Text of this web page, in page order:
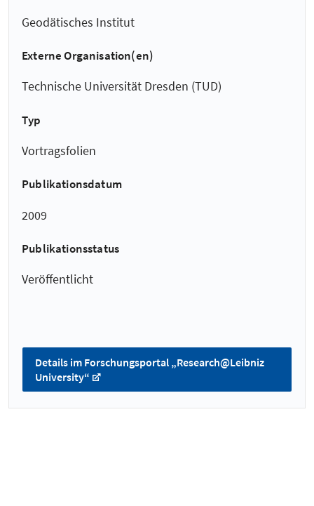
Geodätisches Institut
Externe Organisation(en)
Technische Universität Dresden (TUD)
Typ
Vortragsfolien
Publikationsdatum
2009
Publikationsstatus
Veröffentlicht
Details im Forschungsportal „Research@Leibniz
University“